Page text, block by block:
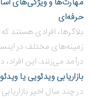
حرفه‌ای
بلاگر‌ها، افرادی هستند
زمینه‌های مختلف در
درآمد می‌زنند. این افراد،
بازاریابی ویدئویی ‌یا
در چند سال اخیر